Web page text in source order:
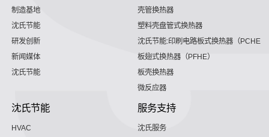
制造基地
沈氏节能
研发创新
新闻媒体
沈氏节能
壳管换热器
塑料壳盘管式换热器
沈氏节能:印刷电路板式换热器（PCHE）
板翅式换热器（PFHE）
板壳换热器
微反应器
沈氏节能
HVAC
服务支持
沈氏服务